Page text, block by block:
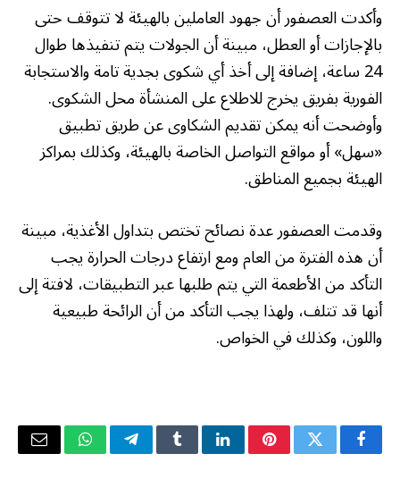
وأكدت العصفور أن جهود العاملين بالهيئة لا تتوقف حتى
بالإجازات أو العطل، مبينة أن الجولات يتم تنفيذها طوال
24 ساعة، إضافة إلى أخذ أي شكوى بجدية تامة والاستجابة
الفورية بفريق يخرج للاطلاع على المنشأة محل الشكوى.
وأوضحت أنه يمكن تقديم الشكاوى عن طريق تطبيق
«سهل» أو مواقع التواصل الخاصة بالهيئة، وكذلك بمراكز
الهيئة بجميع المناطق.
وقدمت العصفور عدة نصائح تختص بتداول الأغذية، مبينة
أن هذه الفترة من العام ومع ارتفاع درجات الحرارة يجب
التأكد من الأطعمة التي يتم طلبها عبر التطبيقات، لافتة إلى
أنها قد تتلف، ولهذا يجب التأكد من أن الرائحة طبيعية
واللون، وكذلك في الخواص.
فيسبوكتويتر بينتيريستلينكدإنTumblrتيلقرامواتسابالبريد